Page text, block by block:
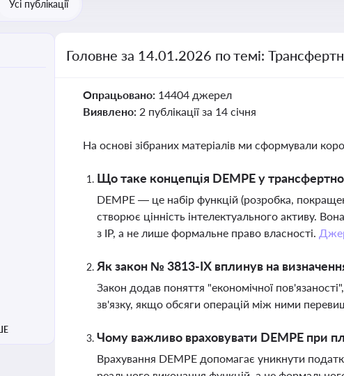
Усі публікації
Головне за 14.01.2026 по темі:
Опрацьовано: 14404 джерел
Виявлено: 2 публікації за 14 січня
На основі зібраних матеріалів ми сформували
Що таке концепція DEMPE у
DEMPE — це набір функцій (розробка,
створює цінність інтелектуального активу.
з IP, а не лише формальне право власності.
Як закон № 3813-IX вплинув на
Закон додав поняття "економічної
зв'язку, якщо обсяги операцій між ними
Чому важливо враховувати DEMPE при
Врахування DEMPE допомагає уникнути